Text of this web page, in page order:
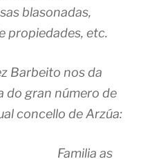
blasonadas,
propiedades, etc.
Barbeito nos da
do gran número de
concello de Arzúa:
Familia as